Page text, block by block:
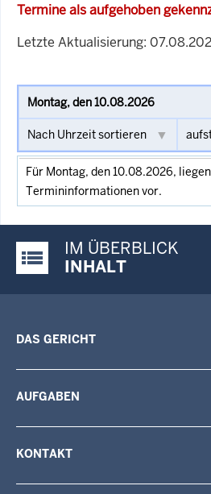
Termine als aufgehoben
Letzte Aktualisierung:
Für Montag, den 10.08.2026,
Termininformationen vor.
Justiz-Portal im Überblick:
IM ÜBERBLICK
INHALT
DAS GERICHT
AUFGABEN
KONTAKT